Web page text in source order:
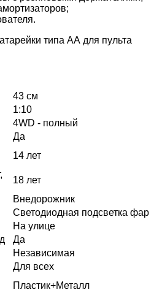
типа АА для пульта
43 см
1:10
4WD - полный
Да
14 лет
18 лет
Внедорожник
Светодиодная подсветка фар
На улице
Да
Независимая
Для всех
Пластик+Металл